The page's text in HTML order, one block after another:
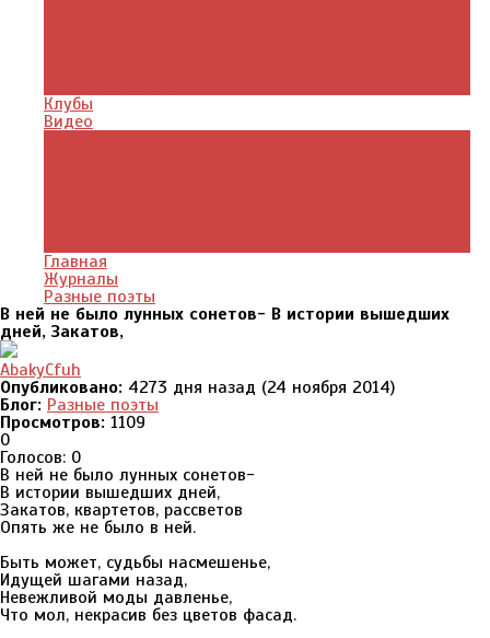
Клубы
Видео
Главная
Журналы
Разные поэты
В ней не было лунных сонетов- В истории вышедших
дней, Закатов,
AbakyCfuh
Опубликовано: 4273 дня назад (24 ноября 2014)
Блог: Разные поэты
Просмотров: 1109
0
Голосов: 0
В ней не было лунных сонетов-
В истории вышедших дней,
Закатов, квартетов, рассветов
Опять же не было в ней.
Быть может, судьбы насмешенье,
Идущей шагами назад,
Невежливой моды давленье,
Что мол, некрасив без цветов фасад.